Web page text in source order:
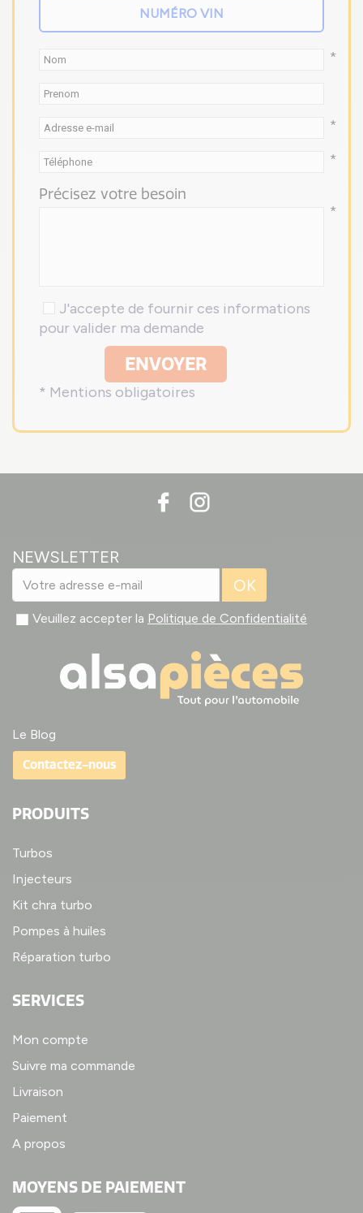
*
*
*
Précisez votre besoin
*
J'accepte de fournir ces informations
pour valider ma demande
ENVOYER
* Mentions obligatoires
NEWSLETTER
OK
Veuillez accepter la Politique de Confidentialité
Le Blog
Contactez-nous
PRODUITS
Turbos
Injecteurs
Kit chra turbo
Pompes à huiles
Réparation turbo
SERVICES
Mon compte
Suivre ma commande
Livraison
Paiement
A propos
MOYENS DE PAIEMENT